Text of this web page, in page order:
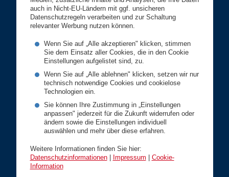
auch in Nicht-EU-Ländern mit ggf. unsicheren
Datenschutzregeln verarbeiten und zur Schaltung
relevanter Werbung nutzen können.
Wenn Sie auf „Alle akzeptieren" klicken, stimmen
Sie dem Einsatz aller Cookies, die in den Cookie
Einstellungen aufgelistet sind, zu.
Wenn Sie auf „Alle ablehnen" klicken, setzen wir nur
technisch notwendige Cookies und cookielose
Technologien ein.
Sie können Ihre Zustimmung in „Einstellungen
anpassen" jederzeit für die Zukunft widerrufen oder
ändern sowie die Einstellungen individuell
auswählen und mehr über diese erfahren.
Weitere Informationen finden Sie hier:
Datenschutzinformationen| Impressum
Cookie-
Information
Gesundheit
Vorsorge
Wohnen
Rechtsschutz
Karriere
Geschäftskunden
Betriebsversicherungen
Vorsorge
Branchenlösungen